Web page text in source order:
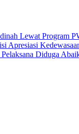
Lewat Program
Apresiasi
Diduga